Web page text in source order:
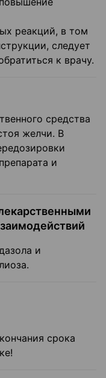
реакций, в том
следует
к врачу.
средства
желчи. В
и
и
срока